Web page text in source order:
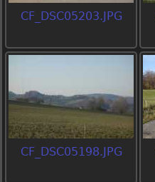
CF_DSC05203.JPG
CF_DSC05198.JPG